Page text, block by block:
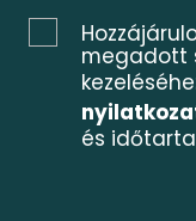
megadott
és